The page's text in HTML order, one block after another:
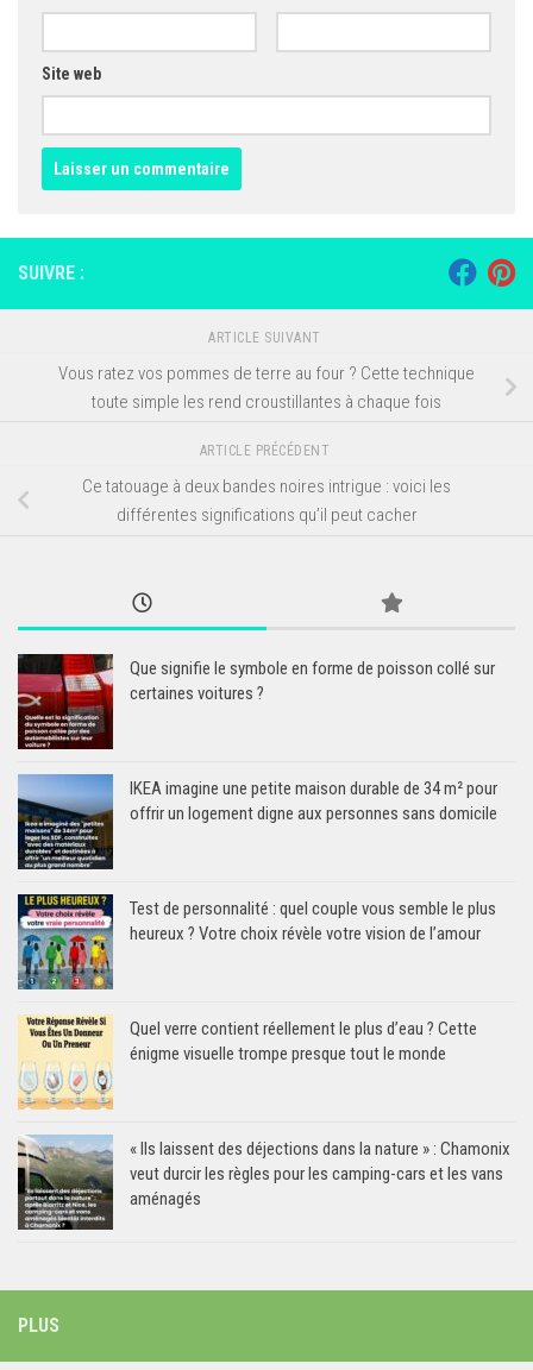
Site web
SUIVRE :
ARTICLE SUIVANT
Vous ratez vos pommes de terre au four ? Cette technique
toute simple les rend croustillantes à chaque fois
ARTICLE PRÉCÉDENT
Ce tatouage à deux bandes noires intrigue : voici les
différentes significations qu’il peut cacher
Que signifie le symbole en forme de poisson collé sur
certaines voitures ?
IKEA imagine une petite maison durable de 34 m² pour
offrir un logement digne aux personnes sans domicile
Test de personnalité : quel couple vous semble le plus
heureux ? Votre choix révèle votre vision de l’amour
Quel verre contient réellement le plus d’eau ? Cette
énigme visuelle trompe presque tout le monde
« Ils laissent des déjections dans la nature » : Chamonix
veut durcir les règles pour les camping-cars et les vans
aménagés
PLUS